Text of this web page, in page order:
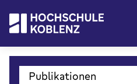
Publikationen